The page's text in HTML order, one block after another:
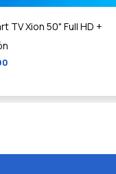
TV Xion 50" Full HD +